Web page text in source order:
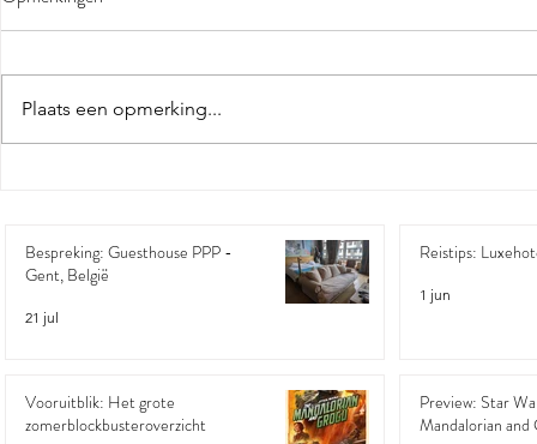
Plaats een opmerking...
Bespreking: Guesthouse PPP -
Gent, België
21 jul
Reistips:
1 jun
Vooruitblik: Het grote
zomerblockbusteroverzicht
Preview: Star
Mandalorian and